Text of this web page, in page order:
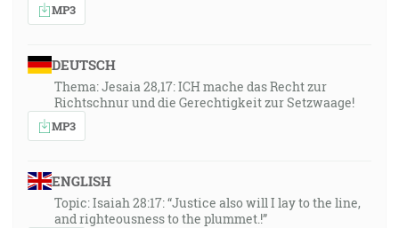
MP3
DEUTSCH
Thema: Jesaia 28,17: ICH mache das Recht zur
Richtschnur und die Gerechtigkeit zur Setzwaage!
MP3
ENGLISH
Topic: Isaiah 28:17: “Justice also will I lay to the line,
and righteousness to the plummet.!”